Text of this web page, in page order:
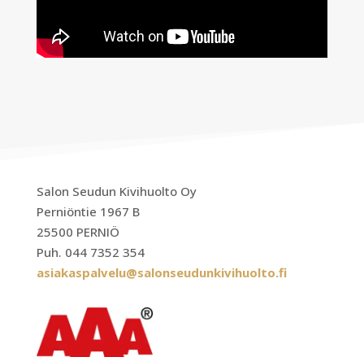
Salon Seudun Kivihuolto Oy
Perniöntie 1967 B
25500 PERNIÖ
Puh. 044 7352 354
asiakaspalvelu@salonseudunkivihuolto.fi